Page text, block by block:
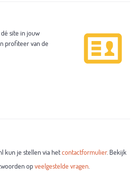
site in jouw
profiteer van de
kun je stellen via hetcontactformulier. Bekijk
opveelgestelde vragen.